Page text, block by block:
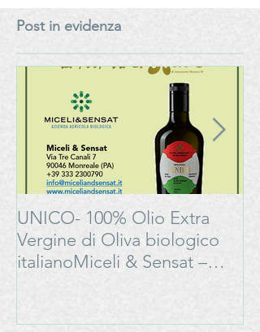
Miceli & Sensat – Azienda
Agricola Biologica
Post in evidenza
UNICO- 100% Olio Extra
Vergine di Oliva biologico
italianoMiceli & Sensat –